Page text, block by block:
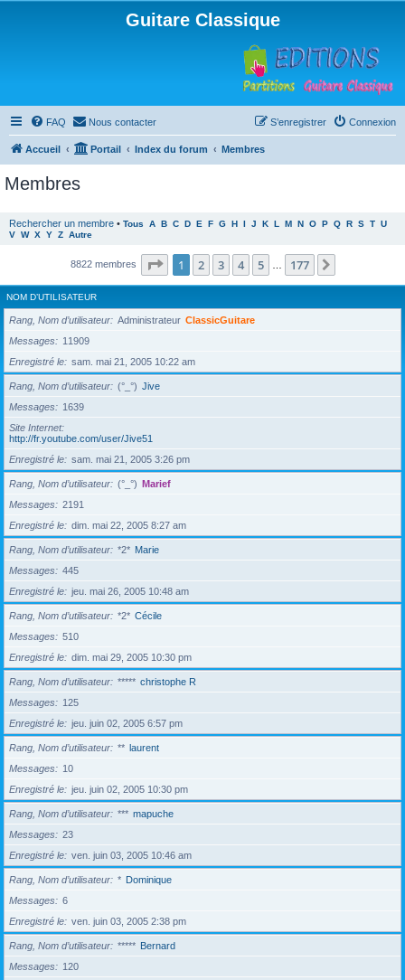
Guitare Classique
FAQ Nous contacter Connexion
S’enregistrer
Accueil Portail Index du forum Membres
Membres
Rechercher un membre • Tous A B C D E F G H I J K L M N O P Q R S T U
V W X Y Z Autre
8822 membres Page 1sur177
1 2 3 4 5 177
NOM D’UTILISATEUR
Rang, Nom d’utilisateur Administrateur ClassicGuitare
Messages
11909
Enregistré le
sam. mai 21, 2005 10:22 am
Rang, Nom d’utilisateur (°_°) Jive
Messages
1639
Site Internet
http://fr.youtube.com/user/Jive51
Enregistré le
sam. mai 21, 2005 3:26 pm
Rang, Nom d’utilisateur (°_°) Marief
Messages
2191
Enregistré le
dim. mai 22, 2005 8:27 am
Rang, Nom d’utilisateur *2* Marie
Messages
445
Enregistré le
jeu. mai 26, 2005 10:48 am
Rang, Nom d’utilisateur *2* Cécile
Messages
510
Enregistré le
dim. mai 29, 2005 10:30 pm
Rang, Nom d’utilisateur ***** christophe R
Messages
125
Enregistré le
jeu. juin 02, 2005 6:57 pm
Rang, Nom d’utilisateur ** laurent
Messages
10
Enregistré le
jeu. juin 02, 2005 10:30 pm
Rang, Nom d’utilisateur *** mapuche
Messages
23
Enregistré le
ven. juin 03, 2005 10:46 am
Rang, Nom d’utilisateur * Dominique
Messages
6
Enregistré le
ven. juin 03, 2005 2:38 pm
Rang, Nom d’utilisateur ***** Bernard
Messages
120